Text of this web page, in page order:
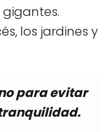
los jardines y
para evitar